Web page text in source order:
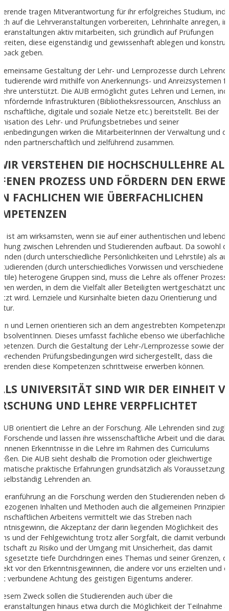
tragen Mitverantwortung für ihr erfolgreiches Studium,
auf die Lehrveranstaltungen vorbereiten, Lehrinhalte anregen,
aktiv mitarbeiten, sich gründlich auf Prüfungen
diese eigenständig und gewissenhaft ablegen und
geben.
Gestaltung der Lehr- und Lernprozesse durch
wird mithilfe von Anerkennungs- und Anreizsystemen
unterstützt. Die AUB ermöglicht gutes Lehren und Lernen,
Infrastrukturen (Bibliotheksressourcen, Anschluss an
digitale und soziale Netze etc.) bereitstellt. Bei der
des Lehr- und Prüfungsbetriebes und seiner
wirken die MitarbeiterInnen der Verwaltung und
partnerschaftlich und zielführend zusammen.
VERSTEHEN DIE HOCHSCHULLEHRE
PROZESS UND FÖRDERN DEN
FACHLICHEN WIE ÜBERFACHLICHEN
ist am wirksamsten, wenn sie auf einer authentischen und
zwischen Lehrenden und Studierenden aufbaut. Da sowohl
(durch unterschiedliche Persönlichkeiten und Lehrstile) als
(durch unterschiedliches Vorwissen und verschiedene
heterogene Gruppen sind, muss die Lehre als offener Prozess
werden, in dem die Vielfalt aller Beteiligten wertgeschätzt und
wird. Lernziele und Kursinhalte bieten dazu Orientierung und
und Lernen orientieren sich an dem angestrebten
Dieses umfasst fachliche ebenso wie überfachliche
Durch die Gestaltung der Lehr-/Lernprozesse sowie der
Prüfungsbedingungen wird sichergestellt, dass die
diese Kompetenzen schrittweise erwerben können.
UNIVERSITÄT SIND WIR DER EINHEIT
UND LEHRE VERPFLICHTET
orientiert die Lehre an der Forschung. Alle Lehrenden sind
Forschende und lassen ihre wissenschaftliche Arbeit und die
Erkenntnisse in die Lehre im Rahmen des Curriculums
Die AUB sieht deshalb die Promotion oder gleichwertige
praktische Erfahrungen grundsätzlich als Voraussetzung
selbständig Lehrenden an.
an die Forschung werden den Studierenden neben
Inhalten und Methoden auch die allgemeinen Prinzipien
Arbeitens vermittelt wie das Streben nach
die Akzeptanz der darin liegenden Möglichkeit des
und der Fehlgewichtung trotz aller Sorgfalt, die damit
zu Risiko und der Umgang mit Unsicherheit, das damit
tiefe Durchdringen eines Themas und seiner Grenzen,
vor den Erkenntnisgewinnen, die andere vor uns erzielten und
verbundene Achtung des geistigen Eigentums anderer.
Zweck sollen die Studierenden auch über die
hinaus etwa durch die Möglichkeit der Teilnahme